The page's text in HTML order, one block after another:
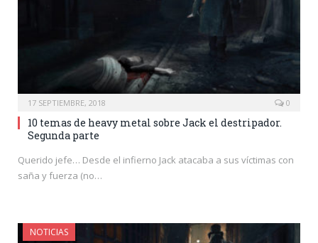
17 SEPTIEMBRE, 2018 0
10 temas de heavy metal sobre Jack el destripador.
Segunda parte
Querido jefe… Desde el infierno Jack atacaba a sus víctimas con
saña y fuerza (no…
NOTICIAS